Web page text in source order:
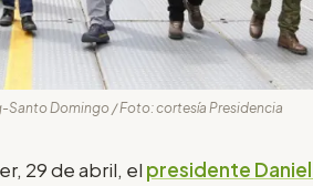
Santo Domingo / Foto: cortesía Presidencia
29 de abril, el presidente